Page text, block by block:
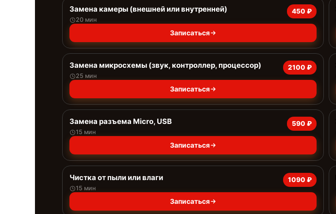
Замена камеры (внешней или внутренней)
20 мин
450 ₽
Записаться
Замена микросхемы (звук, контроллер, процессор)
25 мин
2100 ₽
Записаться
Замена разъема Micro, USB
15 мин
590 ₽
Записаться
Чистка от пыли или влаги
15 мин
1090 ₽
Записаться